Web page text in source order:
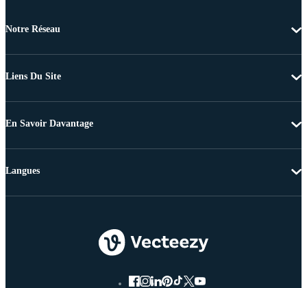
Notre Réseau
Liens Du Site
En Savoir Davantage
Langues